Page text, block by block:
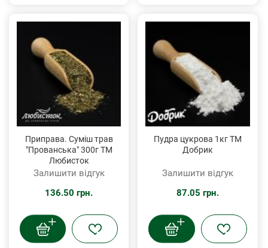
Приправа. Суміш трав
"Прованська" 300г ТМ
Любисток
Залишити відгук
136.50 грн.
Пудра цукрова 1кг ТМ
Добрик
Залишити відгук
87.05 грн.